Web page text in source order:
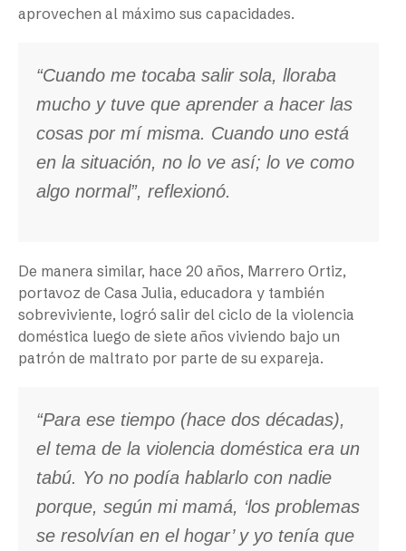
aprovechen al máximo sus capacidades.
“Cuando me tocaba salir sola, lloraba
mucho y tuve que aprender a hacer las
cosas por mí misma. Cuando uno está
en la situación, no lo ve así; lo ve como
algo normal”, reflexionó.
De manera similar, hace 20 años, Marrero Ortiz,
portavoz de Casa Julia, educadora y también
sobreviviente, logró salir del ciclo de la violencia
doméstica luego de siete años viviendo bajo un
patrón de maltrato por parte de su expareja.
“Para ese tiempo (hace dos décadas),
el tema de la violencia doméstica era un
tabú. Yo no podía hablarlo con nadie
porque, según mi mamá, ‘los problemas
se resolvían en el hogar’ y yo tenía que